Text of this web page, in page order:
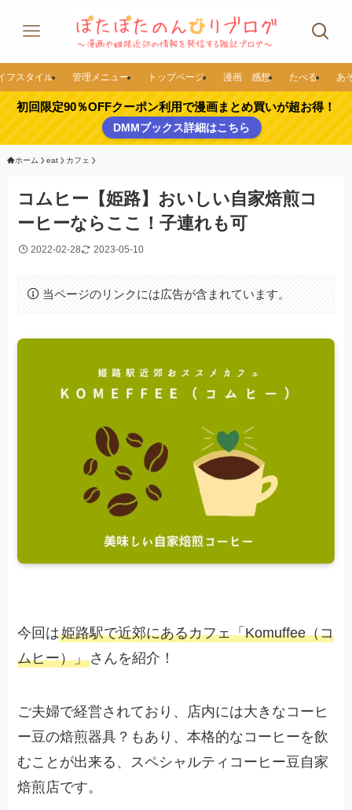
フスタイル 管理メニュー トップページ 漫画 感想 たべる あ
初回限定90％OFFクーポン利用で漫画まとめ買いが超お得！
DMMブックス詳細はこちら
ホーム eat カフェ
コムヒー【姫路】おいしい自家焙煎コ
ーヒーならここ！子連れも可
2022-02-28 2023-05-10
当ページのリンクには広告が含まれています。
今回は姫路駅で近郊にあるカフェ「Komuffee（コ
ムヒー）」さんを紹介！
ご夫婦で経営されており、店内には大きなコーヒ
ー豆の焙煎器具？もあり、本格的なコーヒーを飲
むことが出来る、スペシャルティコーヒー豆自家
焙煎店です。